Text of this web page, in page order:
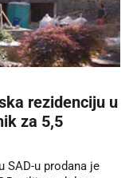
rezidenciju u
za 5,5
SAD-u prodana je